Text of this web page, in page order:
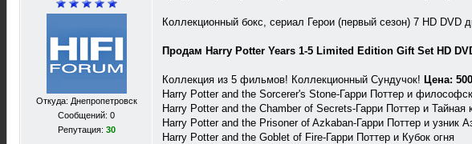
Откуда: Днепропетровск
Сообщений: 0
Репутация: 30
Коллекционный бокс, сериал Герои (первый сезон) 7 HD
Продам Harry Potter Years 1-5 Limited Edition Gift Set HD
Коллекция из 5 фильмов! Коллекционный Сундучок! Цена:
Harry Potter and the Sorcerer's Stone-Гарри Поттер и
Harry Potter and the Chamber of Secrets-Гарри Поттер и Тайная
Harry Potter and the Prisoner of Azkaban-Гарри Поттер и узник
Harry Potter and the Goblet of Fire-Гарри Поттер и Кубок огня